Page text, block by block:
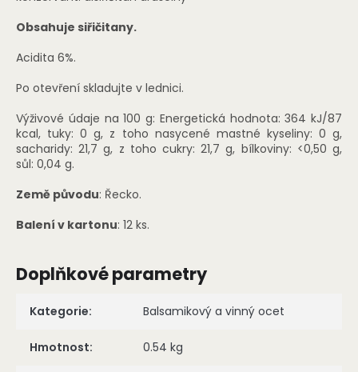
Obsahuje siřičitany.
Acidita 6%.
Po otevření skladujte v lednici.
Výživové údaje na 100 g: Energetická hodnota: 364 kJ/87
kcal, tuky: 0 g, z toho nasycené mastné kyseliny: 0 g,
sacharidy: 21,7 g, z toho cukry: 21,7 g, bílkoviny: <0,50 g,
sůl: 0,04 g.
Země původu: Řecko.
Balení v kartonu: 12 ks.
Doplňkové parametry
Kategorie: Balsamikový a vinný ocet
Hmotnost: 0.54 kg